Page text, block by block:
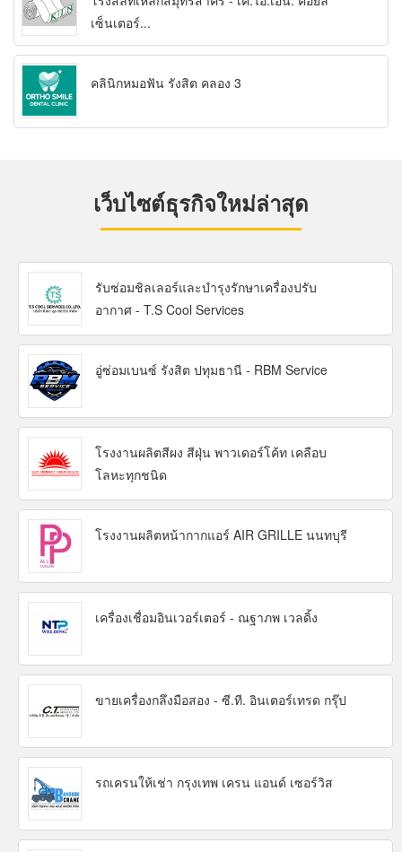
เซ็นเตอร์...
คลินิกหมอฟัน รังสิต คลอง 3
เว็บไซต์ธุรกิจใหม่ล่าสุด
รับซ่อมชิลเลอร์และบำรุงรักษาเครื่องปรับ
อากาศ - T.S Cool Services
อู่ซ่อมเบนซ์ รังสิต ปทุมธานี - RBM Service
โรงงานผลิตสีผง สีฝุ่น พาวเดอร์โค้ท เคลือบ
โลหะทุกชนิด
โรงงานผลิตหน้ากากแอร์ AIR GRILLE นนทบุรี
เครื่องเชื่อมอินเวอร์เตอร์ - ณฐาภพ เวลดิ้ง
ขายเครื่องกลึงมือสอง - ซี.ที. อินเตอร์เทรด กรุ๊ป
รถเครนให้เช่า กรุงเทพ เครน แอนด์ เซอร์วิส